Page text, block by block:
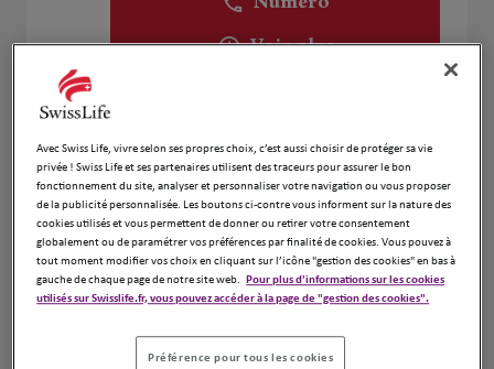
Voir plus
4
9.62 km
17 Avenue Jean Moulin
93100 Montreuil
Fermé aujourd'hui
Numéro
Voir plus
Avec Swiss Life, vivre selon ses propres choix, c’est aussi choisir de protéger sa vie
privée ! Swiss Life et ses partenaires utilisent des traceurs pour assurer le bon
fonctionnement du site, analyser et personnaliser votre navigation ou vous proposer
de la publicité personnalisée. Les boutons ci-contre vous informent sur la nature des
cookies utilisés et vous permettent de donner ou retirer votre consentement
globalement ou de paramétrer vos préférences par finalité de cookies. Vous pouvez à
tout moment modifier vos choix en cliquant sur l’icône "gestion des cookies" en bas à
gauche de chaque page de notre site web.
Pour plus d'informations sur les cookies
utilisés sur Swisslife.fr, vous pouvez accéder à la page de "gestion des cookies".
Préférence pour tous les cookies